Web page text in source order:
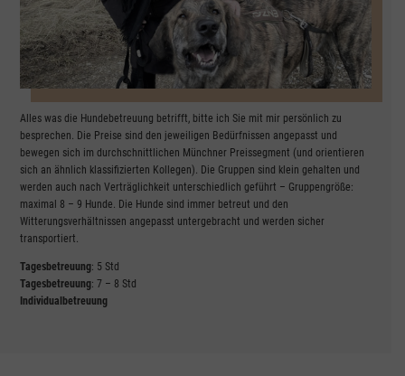
Alles was die Hundebetreuung betrifft, bitte ich Sie mit mir persönlich zu
besprechen. Die Preise sind den jeweiligen Bedürfnissen angepasst und
bewegen sich im durchschnittlichen Münchner Preissegment (und orientieren
sich an ähnlich klassifizierten Kollegen). Die Gruppen sind klein gehalten und
werden auch nach Verträglichkeit unterschiedlich geführt – Gruppengröße:
maximal 8 – 9 Hunde. Die Hunde sind immer betreut und den
Witterungsverhältnissen angepasst untergebracht und werden sicher
transportiert.
Tagesbetreuung: 5 Std
Tagesbetreuung: 7 – 8 Std
Individualbetreuung